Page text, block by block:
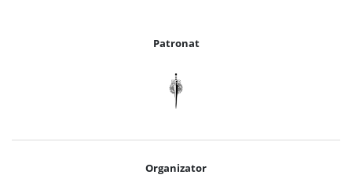
Patronat
Organizator